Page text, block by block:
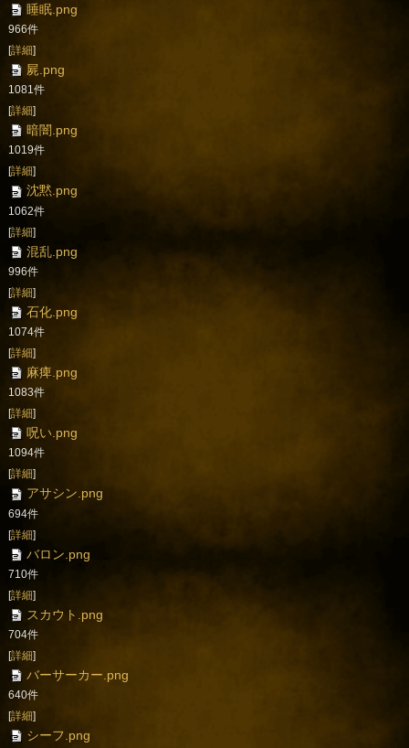
睡眠.png
966件
[詳細]
屍.png
1081件
[詳細]
暗闇.png
1019件
詳細
沈黙.png
1062件
[詳細]
混乱.png
996件
[詳細]
石化.png
1074件
[詳細]
麻痺.png
1083件
[詳細]
呪い.png
1094件
詳細
アサシン.png
694件
[詳細]
バロン.png
710件
[詳細]
スカウト.png
704件
[詳細]
バーサーカー.png
640件
[詳細]
シーフ.png